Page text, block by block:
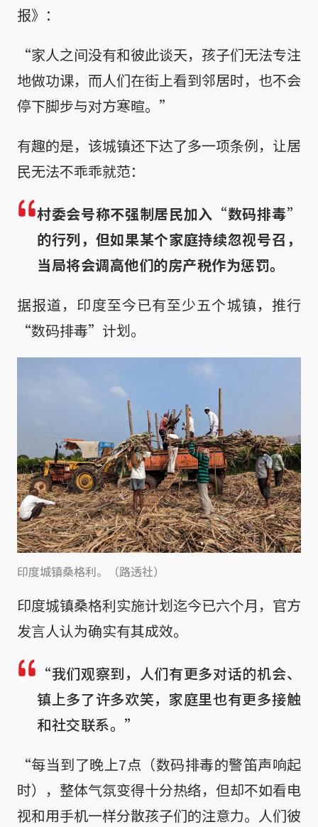
报》：
“家人之间没有和彼此谈天，孩子们无法专注
地做功课，而人们在街上看到邻居时，也不会
停下脚步与对方寒暄。”
有趣的是，该城镇还下达了多一项条例，让居
民无法不乖乖就范：
村委会号称不强制居民加入“数码排毒”
的行列，但如果某个家庭持续忽视号召，
当局将会调高他们的房产税作为惩罚。
据报道，印度至今已有至少五个城镇，推行
“数码排毒”计划。
印度城镇桑格利。（路透社）
印度城镇桑格利实施计划迄今已六个月，官方
发言人认为确实有其成效。
“我们观察到，人们有更多对话的机会、
镇上多了许多欢笑，家庭里也有更多接触
和社交联系。”
“每当到了晚上7点（数码排毒的警笛声响起
时），整体气氛变得十分热络，但却不如看电
视和用手机一样分散孩子们的注意力。人们彼